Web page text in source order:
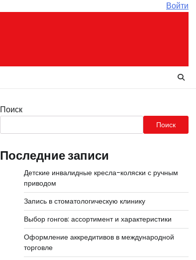
Войти
Поиск
Поиск
Последние записи
Детские инвалидные кресла-коляски с ручным
приводом
Запись в стоматологическую клинику
Выбор гонгов: ассортимент и характеристики
Оформление аккредитивов в международной
торговле